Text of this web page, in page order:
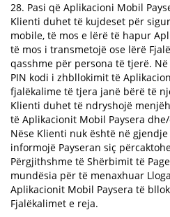
28. Pasi që Aplikacioni Mobil
Klienti duhet të kujdeset për
mobile, të mos e lërë të hapur
të mos i transmetojë ose lërë
qasshme për persona të tjerë.
PIN kodi i zhbllokimit të
fjalëkalime të tjera janë bërë të
Klienti duhet të ndryshojë
të Aplikacionit Mobil Paysera
Nëse Klienti nuk është në
informojë Payseran siç
Përgjithshme të Shërbimit të
mundësia për të menaxhuar
Aplikacionit Mobil Paysera të
Fjalëkalimet e reja.